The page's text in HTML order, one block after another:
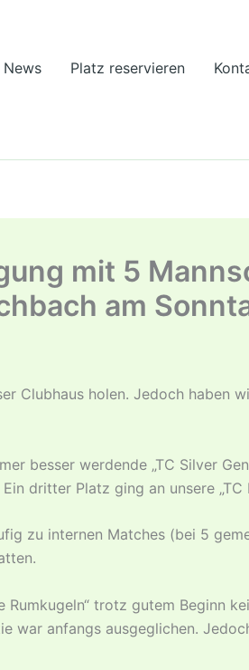
News Platz reservieren
mit 5
am
Clubhaus holen. Jedoch haben
besser werdende „TC Silver
Ein dritter Platz ging an unsere
zu internen Matches (bei 5
Rumkugeln“ trotz gutem Beginn
war anfangs ausgeglichen.